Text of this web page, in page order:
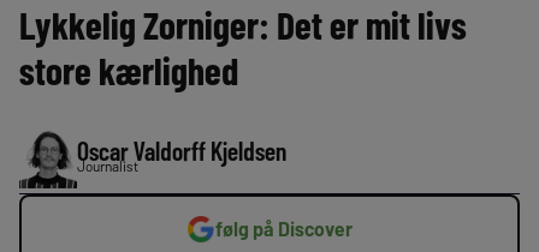
Lykkelig Zorniger: Det er mit livs
store kærlighed
Oscar Valdorff Kjeldsen
Journalist
følg på Discover